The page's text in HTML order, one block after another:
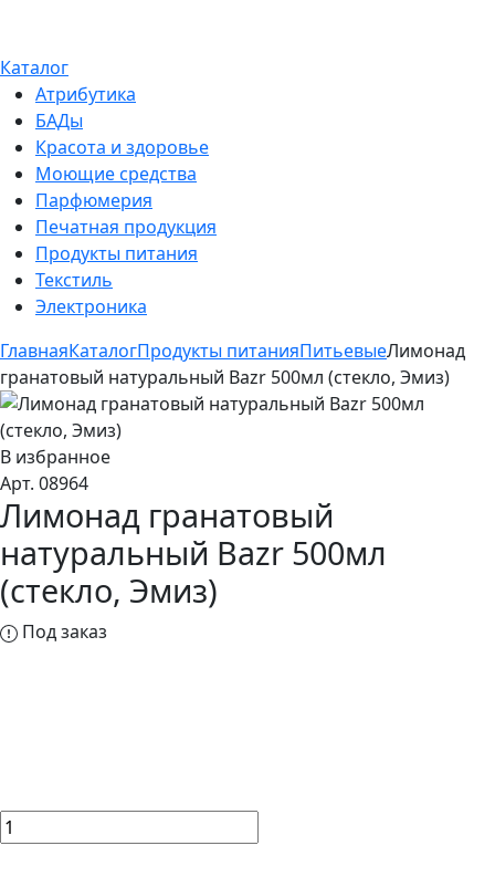
Каталог
Атрибутика
БАДы
Красота и здоровье
Моющие средства
Парфюмерия
Печатная продукция
Продукты питания
Текстиль
Электроника
ГлавнаяКаталогПродукты питанияПитьевыеЛимонад
гранатовый натуральный Bazr 500мл (стекло, Эмиз)
В избранное
Арт. 08964
Лимонад гранатовый
натуральный Bazr 500мл
(стекло, Эмиз)
Под заказ